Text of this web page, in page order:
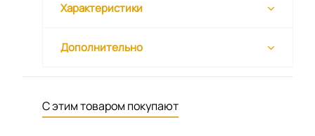
Характеристики
Дополнительно
С этим товаром покупают